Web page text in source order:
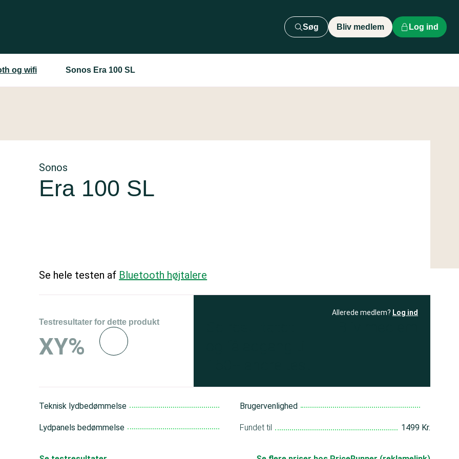
Søg Bliv medlem Log ind
og wifi Sonos Era 100 SL
Sonos
Era 100 SL
Se hele testen af Bluetooth højtalere
Testresultater for dette produkt
XY%
Allerede medlem? Log ind
Teknisk lydbedømmelse
Lydpanels bedømmelse
Brugervenlighed
Fundet til 1499 Kr.